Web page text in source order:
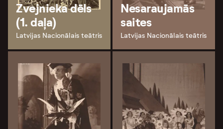
Zvejnieka dēls
(1. daļa)
Latvijas Nacionālais teātris
Nesaraujamās
saites
Latvijas Nacionālais teātris